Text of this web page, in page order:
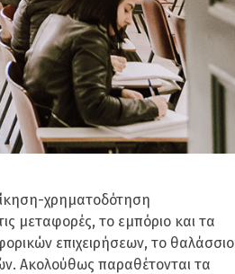
χρηματοδότηση
μεταφορές, το εμπόριο και τα
επιχειρήσεων, το θαλάσσιο
Ακολούθως παραθέτονται τα